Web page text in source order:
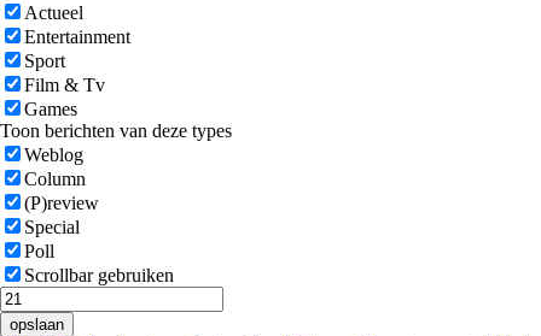
Actueel
Entertainment
Sport
Film & Tv
Games
Toon berichten van deze types
Weblog
Column
(P)review
Special
Poll
Scrollbar gebruiken
opslaan